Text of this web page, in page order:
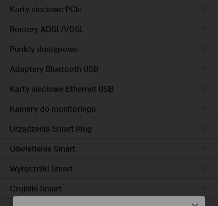
Karty sieciowe PCIe
Routery ADSL/VDSL
Punkty dostępowe
Adaptery Bluetooth USB
Karty sieciowe Ethernet USB
Kamery do monitoringu
Urządzenia Smart Plug
Oświetlenie Smart
Wyłączniki Smart
Czujniki Smart